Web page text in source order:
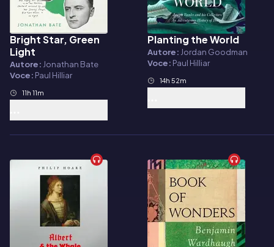
Audiolibro
Bright Star, Green
Light
Autore: Jonathan Bate
Voce: Paul Hilliar
11h 11m
Audiolibro
Planting the World
Autore: Jordan Goodman
Voce: Paul Hilliar
14h 52m